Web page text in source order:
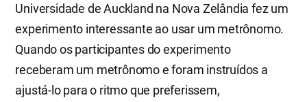
Universidade de Auckland na Nova Zelândia fez um
experimento interessante ao usar um metrônomo.
Quando os participantes do experimento
receberam um metrônomo e foram instruídos a
ajustá-lo para o ritmo que preferissem,